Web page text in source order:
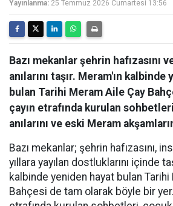
Yayınlanma: 25 Temmuz 2026 Cumartesi 13:56
Bazı mekanlar şehrin hafızasını
anılarını taşır. Meram'ın
bulan Tarihi Meram Aile Çay
çayın etrafında kurulan
anılarını ve eski Meram
Bazı mekanlar; şehrin hafızasını,
yıllara yayılan dostluklarını içinde
kalbinde yeniden hayat bulan
Bahçesi de tam olarak böyle bir